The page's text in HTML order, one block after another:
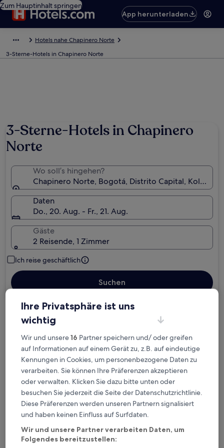
Zum Hauptinhalt springen
App herunterladen
Hotels nahe Chapinero Norte
3-Sterne-Hotels in Chapinero Norte
3-Sterne-Hotels in Chapinero
Norte
Wo soll’s hingehen?
Chapinero Norte, Bogotá, Distrito Capital,
Daten
Do., 20. Aug. - Fr., 21. Aug.
Gäste
2 Reisende, 1 Zimmer
Ich reise geschäftlich
Suchen
Kostenlose Stornierung bei
Planänderungen
Verdiene Prämien für jede
wahrgenommene Übernachtung
Mehr sparen mit Preisen für Mitglieder
Ihre Privatsphäre ist uns
wichtig
Wir und unsere16 Partner speichern und/ oder greifen
auf Informationen auf einem Gerät zu, z.B. auf eindeutige
Kennungen in Cookies, um personenbezogene Daten zu
verarbeiten. Sie können Ihre Präferenzen akzeptieren
oder verwalten. Klicken Sie dazu bitte unten oder
besuchen Sie jederzeit die Seite der Datenschutzrichtlinie.
Diese Präferenzen werden unseren Partnern signalisiert
und haben keinen Einfluss auf Surfdaten.
Wir und unsere Partner verarbeiten Daten, um
Folgendes bereitzustellen: